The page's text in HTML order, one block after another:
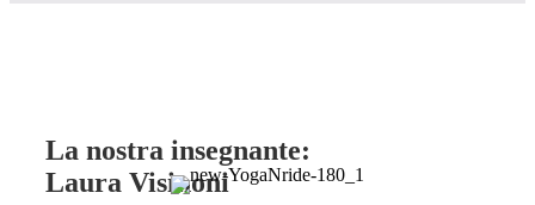
La nostra insegnante:
Laura Visinoni